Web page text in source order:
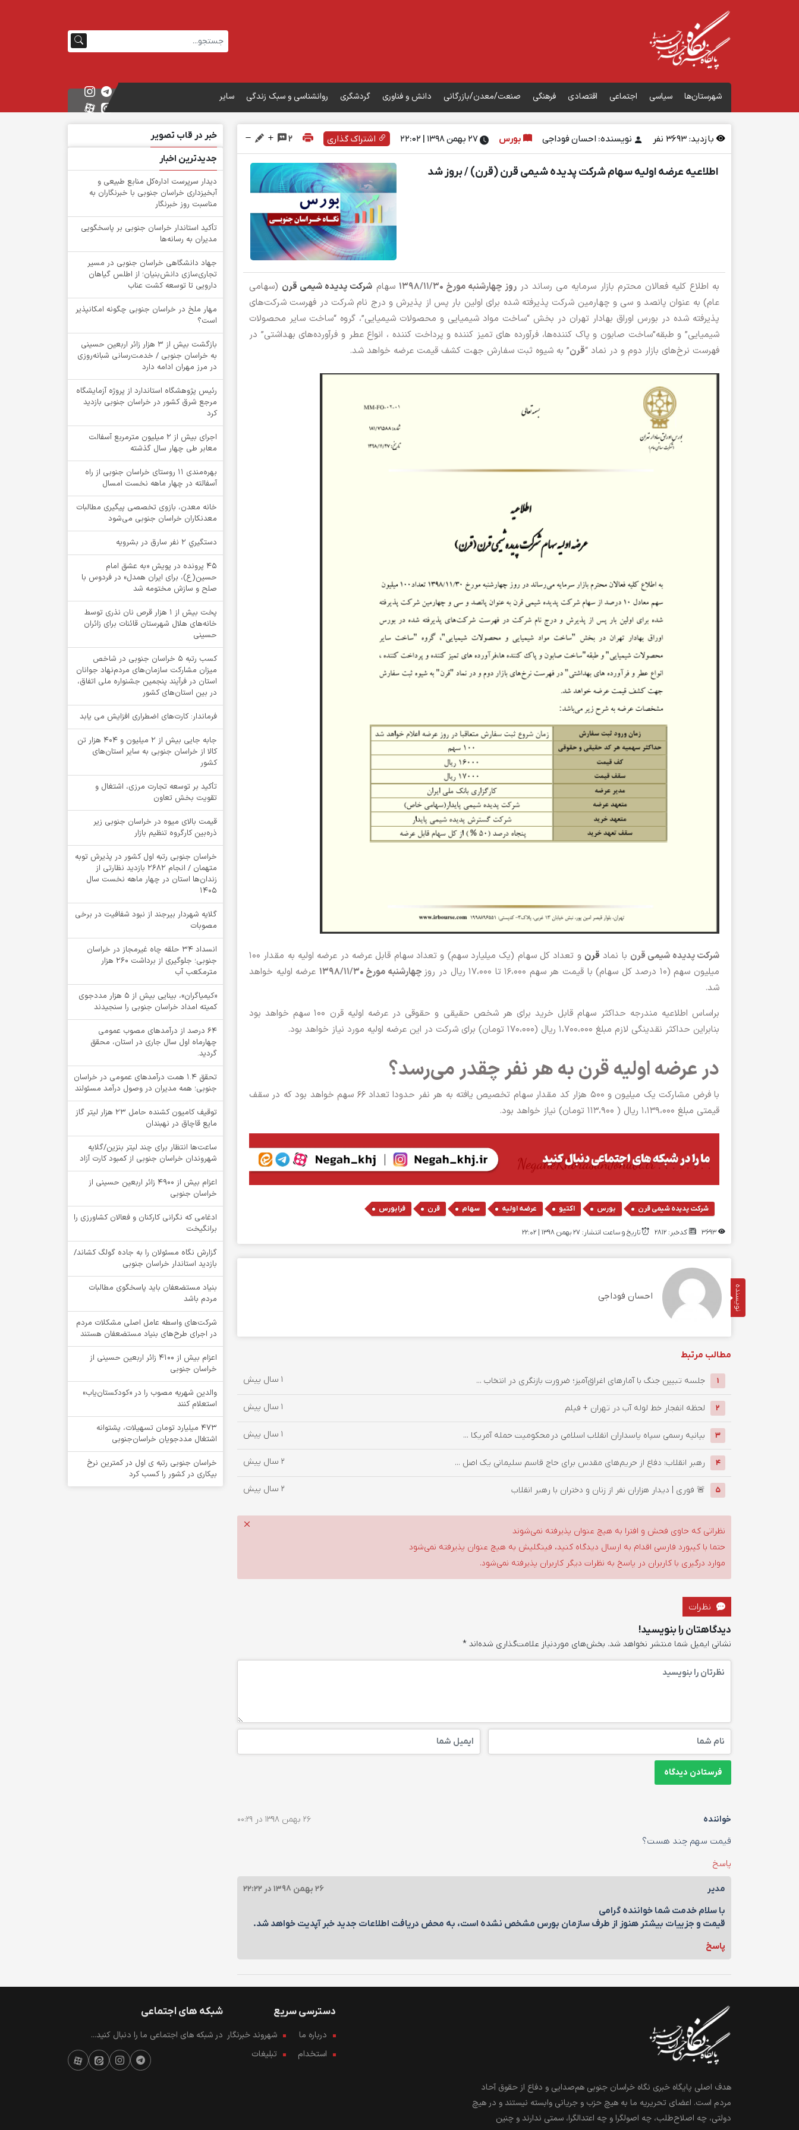
شهرستان‌ها سیاسی اجتماعی اقتصادی فرهنگی صنعت/معدن/بازرگانی دانش و فناوری گردشگری روانشناسی و سبک زندگی سایر
بازدید: نفر نویسنده: احسان فوداجی بورس اشتراک گذاری 2
اطلاعیه عرضه اولیه سهام شرکت پدیده شیمی قرن (قرن) / بروز شد
به اطلاع کلیه فعالان محترم بازار سرمایه می رساند درروز چهارشنبه مورخ 1398/11/30 سهام شرکت پدیده شیمی قرن (سهامی
عام) به عنوان پانصد و سی و چهارمین شرکت پذیرفته شده برای اولین بار پس از پذیرش و درج نام شرکت در فهرست شرکت‌های
پذیرفته شده در بورس اوراق بهادار تهران در بخش “ساخت مواد شیمیایی و محصولات شیمیایی”، گروه “ساخت سایر محصولات
شیمیایی” و طبقه”ساخت صابون و پاک کننده‌ها، فرآورده های تمیز کننده و پرداخت کننده ، انواع عطر و فرآورده‌های بهداشتی” در
فهرست نرخ‌های بازار دوم و در نماد “قرن” به شیوه ثبت سفارش جهت کشف قیمت عرضه خواهد شد.
شرکت پدیده شیمی قرن با نماد قرن
و تعداد کل سهام (یک میلیارد سهم) و تعداد سهام قابل عرضه در عرضه اولیه به مقدار ۱۰۰
میلیون سهم (۱۰ درصد کل سهام) با قیمت هر سهم ۱۶،۰۰۰ تا ۱۷،۰۰۰ ریال در روز
چهارشنبه مورخ ۱۳۹۸/۱۱/۳۰
عرضه اولیه خواهد
شد.
براساس اطلاعیه مندرجه حداکثر سهام قابل خرید برای هر شخص حقیقی و حقوقی در عرضه اولیه قرن ۱۰۰ سهم خواهد بود
بنابراین حداکثر نقدینگی لازم مبلغ ۱،۷۰۰،۰۰۰ ریال (۱۷۰،۰۰۰ تومان) برای شرکت در این عرضه اولیه مورد نیاز خواهد بود.
در عرضه اولیه قرن به هر نفر چقدر می‌رسد؟
با فرض مشارکت یک میلیون و ۵۰۰ هزار کد مقدار سهام تخصیص یافته به هر نفر حدودا تعداد ۶۶ سهم خواهد بود که در سقف
قیمتی مبلغ ۱،۱۳۹،۰۰۰ ریال ( ۱۱۳،۹۰۰ تومان) نیاز خواهد بود.
شرکت پدیده شیمی قرن , بورس , اکتیو , عرضه اولیه , سهام , قرن , فرابورس
کدخبر: 2812 تاریخ و ساعت انتشار: ۲۷ بهمن ۱۳۹۸ | 22:02
نویسنده احسان فوداجی
مطالب مرتبط
1 جلسه تبیین جنگ با آمارهای اغراق‌آمیز؛ ضرورت بازنگری در انتخاب ... 1 سال پیش
2 لحظه انفجار خط لوله آب در تهران + فیلم 1 سال پیش
3 بیانیه رسمی سپاه پاسداران انقلاب اسلامی در محکومیت حمله آمریکا ... 1 سال پیش
4 رهبر انقلاب: دفاع از حریم‌های مقدس برای حاج قاسم سلیمانی یک اصل ... 2 سال پیش
5 🚨 فوری | دیدار هزاران نفر از زنان و دختران با رهبر انقلاب 2 سال پیش
نظراتی که حاوی فحش و افترا به هیچ عنوان پذیرفته نمی‌شوند
حتما با کیبورد فارسی اقدام به ارسال دیدگاه کنید، فینگلیش به هیچ عنوان پذیرفته نمی‌شود
موارد درگیری با کاربران در پاسخ به نظرات دیگر کاربران پذیرفته نمی‌شود.
نظرات
دیدگاهتان را بنویسید!
نشانی ایمیل شما منتشر نخواهد شد. بخش‌های موردنیاز علامت‌گذاری شده‌اند *
خواننده ۲۶ بهمن ۱۳۹۸ در ۰۰:۲۹
قیمت سهم چند هست؟
پاسخ
مدیر ۲۶ بهمن ۱۳۹۸ در ۲۲:۲۲
با سلام خدمت شما خواننده گرامی
قیمت و جزییات بیشتر هنوز از طرف سازمان بورس مشخص نشده است، به محض دریافت اطلاعات جدید خبر آپدیت خواهد شد.
پاسخ
خبر در قاب تصویر
جدیدترین اخبار
دیدار سرپرست اداره‌کل منابع طبیعی و
آبخیزداری خراسان جنوبی با خبرنگاران به
مناسبت روز خبرنگار
تأکید استاندار خراسان جنوبی بر پاسخگویی
مدیران به رسانه‌ها
جهاد دانشگاهی خراسان جنوبی در مسیر
تجاری‌سازی دانش‌بنیان؛ از اطلس گیاهان
دارویی تا توسعه کشت عناب
‌مهار ملخ در خراسان جنوبی چگونه امکانپذیر
است؟
بازگشت بیش از ۳ هزار زائر اربعین حسینی
به خراسان جنوبی / خدمت‌رسانی شبانه‌روزی
در مرز مهران ادامه دارد
رئیس پژوهشگاه استاندارد از پروژه آزمایشگاه
مرجع شرق کشور در خراسان جنوبی بازدید
کرد
اجرای بیش از ۲ میلیون مترمربع آسفالت
معابر طی چهار سال گذشته
بهره‌مندی ۱۱ روستای خراسان جنوبی از راه
آسفالته در چهار ماهه نخست امسال
خانه معدن، بازوی تخصصی پیگیری مطالبات
معدنکاران خراسان جنوبی می‌شود
دستگيري 2 نفر سارق در بشرويه
۴۵ پرونده در پویش «به عشق امام
حسین(ع)، برای ایران همدل» در فردوس با
صلح و سازش مختومه شد
پخت بیش از 1 هزار قرص نان نذری توسط
خانه‌های هلال شهرستان قائنات برای زائران
حسینی
کسب رتبه ۵ خراسان جنوبی در شاخص
میزان مشارکت سازمان‌های مردم‌نهاد جوانان
استان در فرآیند پنجمین جشنواره ملی اتفاق،
در بین استان‌های کشور
فرماندار: کارت‌های اضطراری افزایش می یابد
جابه جایی بیش از 2 میلیون و 404 هزار تن
کالا از خراسان جنوبی به سایر استان‌های
کشور
تأکید بر توسعه تجارت مرزی، اشتغال و
تقویت بخش تعاون
قیمت بالای میوه در خراسان جنوبی زیر
ذره‌بین کارگروه تنظیم بازار
خراسان جنوبی رتبه اول کشور در پذیرش توبه
متهمان / انجام ۲۶۸۲ بازدید نظارتی از
زندان‌ها استان در چهار ماهه نخست سال
1405
گلایه شهردار بیرجند از نبود شفافیت در برخی
مصوبات
انسداد ۳۴ حلقه چاه غیرمجاز در خراسان
جنوبی؛ جلوگیری از برداشت ۲۶۰ هزار
مترمکعب آب
«کیمیاگران»، بینایی بیش از ۵ هزار مددجوی
کمیته امداد خراسان جنوبی را سنجیدند
64 درصد از درآمدهای مصوب عمومی
چهارماه اول سال جاری در استان، محقق
گردید.
تحقق ۱.۴ همت درآمدهای عمومی در خراسان
جنوبی؛ همه مدیران در وصول درآمد مسئولند
توقيف کامیون کشنده حامل 23 هزار لیتر گاز
مایع قاچاق در نهبندان
ساعت‌ها انتظار برای چند لیتر بنزین/گلایه
شهروندان خراسان جنوبی از کمبود کارت آزاد
اعزام بیش از 4900 زائر اربعین حسینی از
خراسان جنوبی
ادغامی که نگرانی کارکنان و فعالان کشاورزی را
برانگیخت
گزارش نگاه مسئولان را به جاده گولگ کشاند/
بازدید استاندار خراسان جنوبی
بنیاد مستضعفان باید پاسخگوی مطالبات
مردم باشد
شرکت‌های واسطه عامل اصلی مشکلات مردم
در اجرای طرح‌های بنیاد مستضعفان هستند
اعزام بیش از 4100 زائر اربعین حسینی از
خراسان جنوبی
والدین شهریه مصوب را در «کودکستان‌یاب»
استعلام کنند
۴۷۳ میلیارد تومان تسهیلات، پشتوانه
اشتغال مددجویان خراسان‌جنوبی
خراسان جنوبی رتبه ی اول در کمترین نرخ
بیکاری در کشور را کسب کرد
هدف اصلی پایگاه خبری نگاه خراسان جنوبی هم‌صدایی و دفاع از حقوق آحاد
مردم است. اعضای تحریریه ما به هیچ حزب و جریانی وابسته نیستند و در هیچ
دولتی، چه اصلاح‌طلب، چه اصولگرا و چه اعتدالگرا، سمتی ندارند و چنین
دسترسی سریع
درباره ما
شهروند خبرنگار
استخدام
تبلیغات
شبکه های اجتماعی
در شبکه های اجتماعی ما را دنبال کنید...